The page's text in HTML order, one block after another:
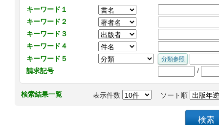
キーワード１
キーワード２
キーワード３
キーワード４
キーワード５
請求記号
/
検索結果一覧 表示件数 ソート順